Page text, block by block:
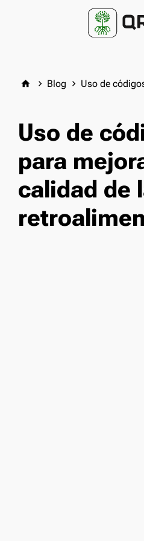
home keyboard_arrow_right Blog keyboard_arrow_right Uso de
Uso de
para
calidad de